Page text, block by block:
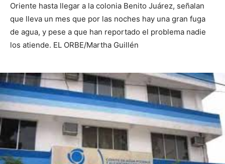
Oriente hasta llegar a la colonia Benito Juárez, señalan
que lleva un mes que por las noches hay una gran fuga
de agua, y pese a que han reportado el problema nadie
los atiende. EL ORBE/Martha Guillén